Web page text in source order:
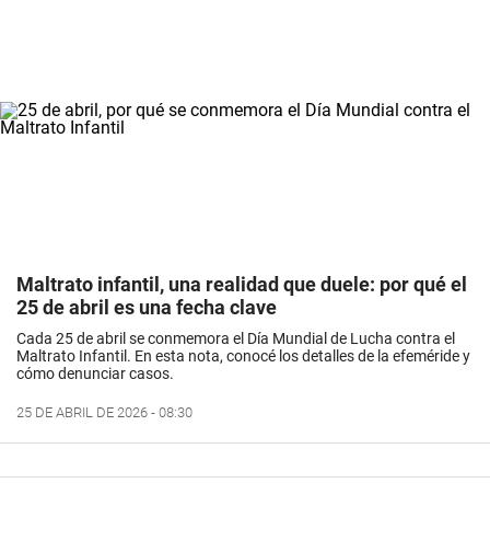
Maltrato infantil, una realidad que duele: por qué el
25 de abril es una fecha clave
Cada 25 de abril se conmemora el Día Mundial de Lucha contra el
Maltrato Infantil. En esta nota, conocé los detalles de la efeméride y
cómo denunciar casos.
25 DE ABRIL DE 2026 - 08:30